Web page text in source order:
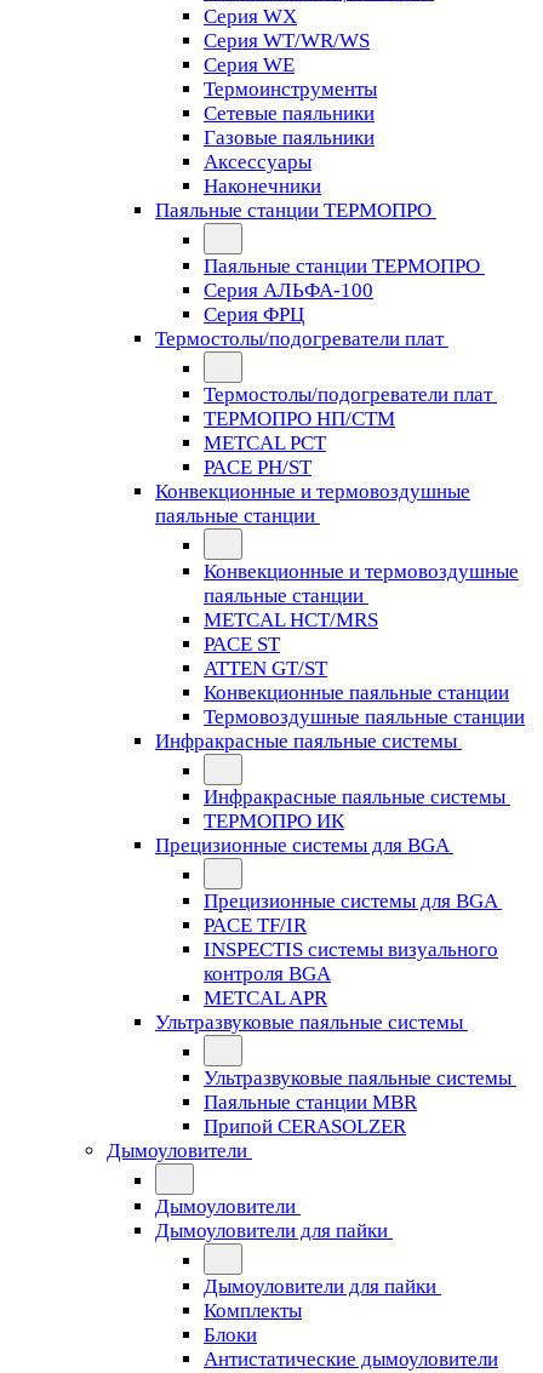
Серия WX
Серия WT/WR/WS
Серия WE
Термоинструменты
Сетевые паяльники
Газовые паяльники
Аксессуары
Наконечники
Паяльные станции ТЕРМОПРО
Паяльные станции ТЕРМОПРО
Серия АЛЬФА-100
Серия ФРЦ
Термостолы/подогреватели плат
Термостолы/подогреватели плат
ТЕРМОПРО НП/СТМ
METCAL PCT
PACE PH/ST
Конвекционные и термовоздушные
паяльные станции
Конвекционные и термовоздушные
паяльные станции
METCAL HCT/MRS
PACE ST
ATTEN GT/ST
Конвекционные паяльные станции
Термовоздушные паяльные станции
Инфракрасные паяльные системы
Инфракрасные паяльные системы
ТЕРМОПРО ИК
Прецизионные системы для BGA
Прецизионные системы для BGA
PACE TF/IR
INSPECTIS системы визуального
контроля BGA
METCAL APR
Ультразвуковые паяльные системы
Ультразвуковые паяльные системы
Паяльные станции MBR
Припой CERASOLZER
Дымоуловители
Дымоуловители
Дымоуловители для пайки
Дымоуловители для пайки
Комплекты
Блоки
Антистатические дымоуловители